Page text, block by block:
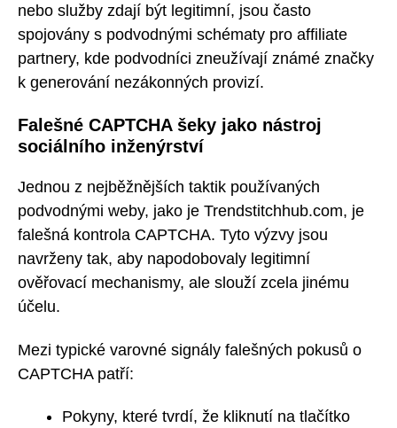
nebo služby zdají být legitimní, jsou často
spojovány s podvodnými schématy pro affiliate
partnery, kde podvodníci zneužívají známé značky
k generování nezákonných provizí.
Falešné CAPTCHA šeky jako nástroj
sociálního inženýrství
Jednou z nejběžnějších taktik používaných
podvodnými weby, jako je Trendstitchhub.com, je
falešná kontrola CAPTCHA. Tyto výzvy jsou
navrženy tak, aby napodobovaly legitimní
ověřovací mechanismy, ale slouží zcela jinému
účelu.
Mezi typické varovné signály falešných pokusů o
CAPTCHA patří:
Pokyny, které tvrdí, že kliknutí na tlačítko